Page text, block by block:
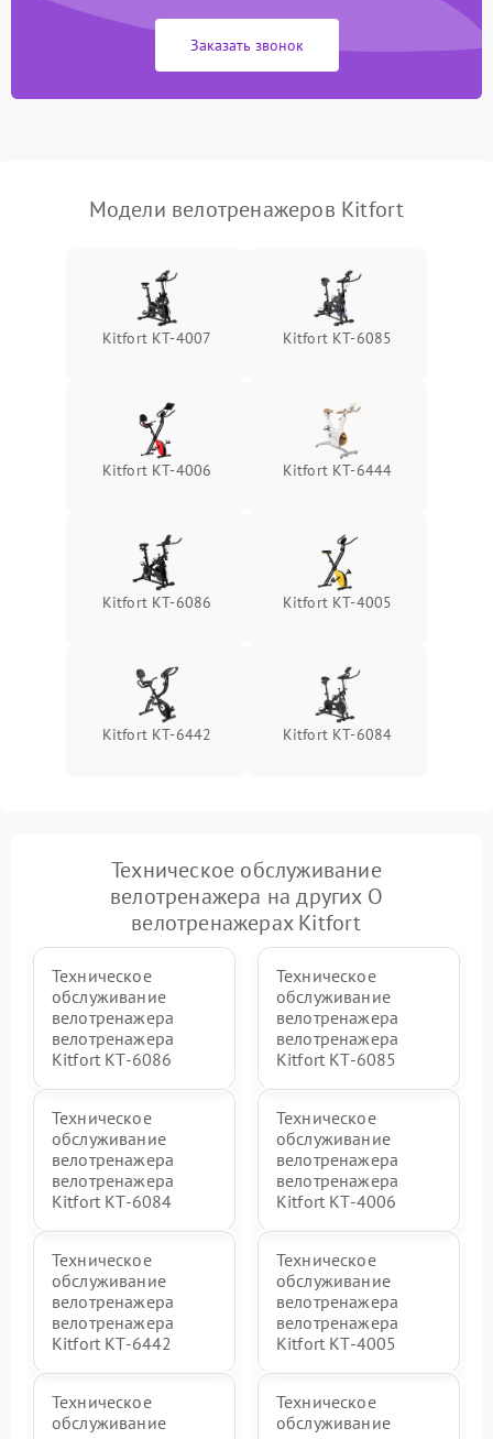
Заказать звонок
Модели велотренажеров Kitfort
Kitfort КТ-4007 Kitfort КТ-6085
Kitfort КТ-4006 Kitfort КТ-6444
Kitfort КТ-6086 Kitfort КТ-4005
Kitfort КТ-6442 Kitfort КТ-6084
Техническое обслуживание
велотренажера на других О
велотренажерах Kitfort
Техническое
обслуживание
велотренажера
велотренажера
Kitfort КТ-6086
Техническое
обслуживание
велотренажера
велотренажера
Kitfort КТ-6085
Техническое
обслуживание
велотренажера
велотренажера
Kitfort КТ-6084
Техническое
обслуживание
велотренажера
велотренажера
Kitfort КТ-4006
Техническое
обслуживание
велотренажера
велотренажера
Kitfort КТ-6442
Техническое
обслуживание
велотренажера
велотренажера
Kitfort КТ-4005
Техническое
обслуживание
Техническое
обслуживание